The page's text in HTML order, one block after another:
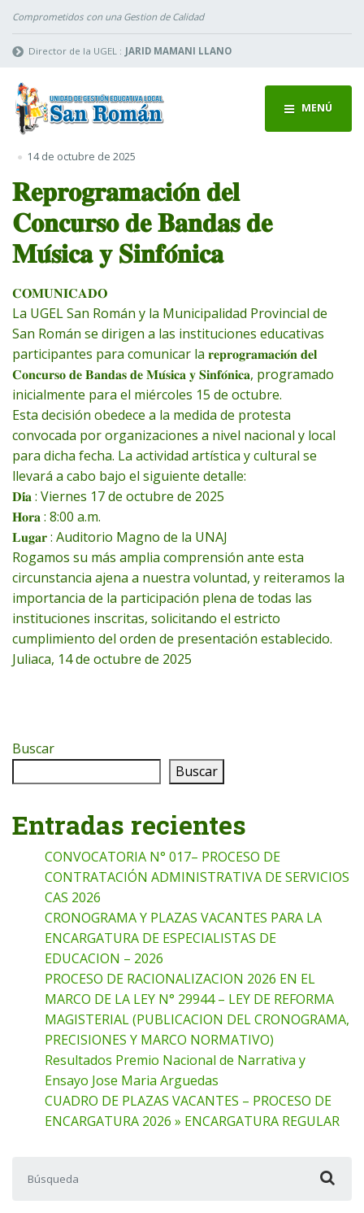
Comprometidos con una Gestion de Calidad
Director de la UGEL : JARID MAMANI LLANO
MENÚ
14 de octubre de 2025
𝐑𝐞𝐩𝐫𝐨𝐠𝐫𝐚𝐦𝐚𝐜𝐢𝐨́𝐧 𝐝𝐞𝐥
𝐂𝐨𝐧𝐜𝐮𝐫𝐬𝐨 𝐝𝐞 𝐁𝐚𝐧𝐝𝐚𝐬 𝐝𝐞
𝐌𝐮́𝐬𝐢𝐜𝐚 𝐲 𝐒𝐢𝐧𝐟𝐨́𝐧𝐢𝐜𝐚
𝐂𝐎𝐌𝐔𝐍𝐈𝐂𝐀𝐃𝐎
La UGEL San Román y la Municipalidad Provincial de
San Román se dirigen a las instituciones educativas
participantes para comunicar la 𝐫𝐞𝐩𝐫𝐨𝐠𝐫𝐚𝐦𝐚𝐜𝐢𝐨́𝐧 𝐝𝐞𝐥
𝐂𝐨𝐧𝐜𝐮𝐫𝐬𝐨 𝐝𝐞 𝐁𝐚𝐧𝐝𝐚𝐬 𝐝𝐞 𝐌𝐮́𝐬𝐢𝐜𝐚 𝐲 𝐒𝐢𝐧𝐟𝐨́𝐧𝐢𝐜𝐚, programado
inicialmente para el miércoles 15 de octubre.
Esta decisión obedece a la medida de protesta
convocada por organizaciones a nivel nacional y local
para dicha fecha. La actividad artística y cultural se
llevará a cabo bajo el siguiente detalle:
𝐃𝐢́𝐚 : Viernes 17 de octubre de 2025
𝐇𝐨𝐫𝐚 : 8:00 a.m.
𝐋𝐮𝐠𝐚𝐫 : Auditorio Magno de la UNAJ
Rogamos su más amplia comprensión ante esta
circunstancia ajena a nuestra voluntad, y reiteramos la
importancia de la participación plena de todas las
instituciones inscritas, solicitando el estricto
cumplimiento del orden de presentación establecido.
Juliaca, 14 de octubre de 2025
Buscar
Buscar
Entradas recientes
CONVOCATORIA N° 017– PROCESO DE
CONTRATACIÓN ADMINISTRATIVA DE SERVICIOS
CAS 2026
CRONOGRAMA Y PLAZAS VACANTES PARA LA
ENCARGATURA DE ESPECIALISTAS DE
EDUCACION – 2026
PROCESO DE RACIONALIZACION 2026 EN EL
MARCO DE LA LEY N° 29944 – LEY DE REFORMA
MAGISTERIAL (PUBLICACION DEL CRONOGRAMA,
PRECISIONES Y MARCO NORMATIVO)
Resultados Premio Nacional de Narrativa y
Ensayo Jose Maria Arguedas
CUADRO DE PLAZAS VACANTES – PROCESO DE
ENCARGATURA 2026 » ENCARGATURA REGULAR